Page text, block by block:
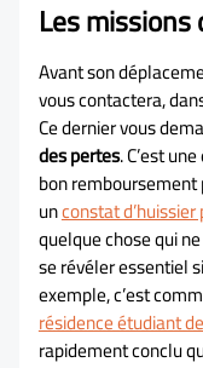
Les missions
Avant son
vous contactera,
Ce dernier vous
des pertes. C’est
bon remboursement
unconstat
quelque chose qui
se révéler essentiel
exemple, c’est
résidence étudiant
rapidement conclu